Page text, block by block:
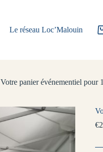
Le réseau Loc’Malouin
Votre panier événementiel pour
€